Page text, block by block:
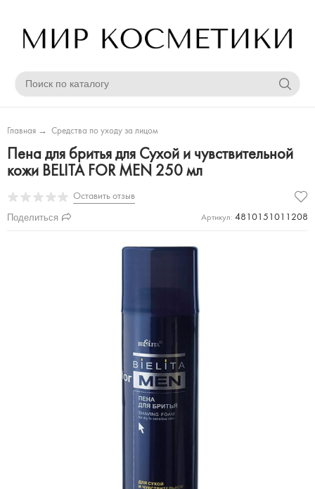
Главная → Средства по уходу за лицом
Пена для бритья для Сухой и чувствительной
кожи BELITA FOR MEN 250 мл
Оставить отзыв
Поделиться Артикул: 4810151011208